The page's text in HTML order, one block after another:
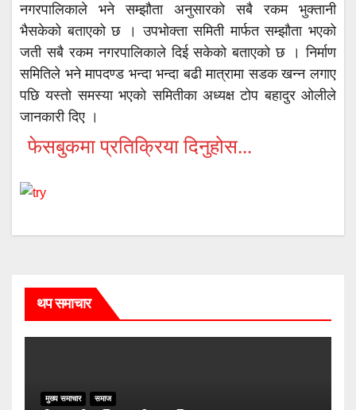
नगरपालिकाले भने सम्झौता अनुसारको सबै रकम भुक्तानी
भैसकेको बताएको छ । उपभोक्ता समिती मार्फत सम्झौता भएको
जती सबै रकम नगरपालिकाले दिई सकेको बताएको छ । निर्माण
समितिले भने मापदण्ड भन्दा भन्दा बढी मात्रामा सडक खन्न लगाए
पछि यस्तो समस्या भएको समितीका अध्यक्ष टोप बहादुर ओलीले
जानकारी दिए ।
फेसबुकमा प्रतिक्रिया दिनुहोस...
थप समाचार
मुख्य समाचार समाज